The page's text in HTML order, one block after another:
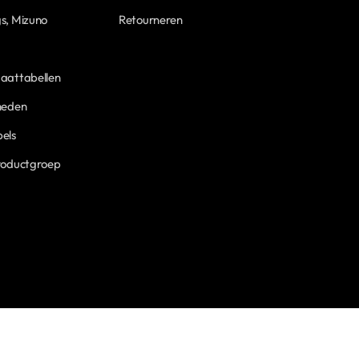
Mizuno
Retourneren